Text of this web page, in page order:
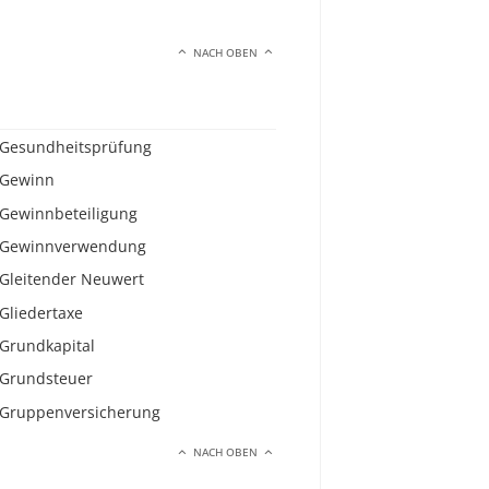
NACH OBEN
Gesundheitsprüfung
Gewinn
Gewinnbeteiligung
Gewinnverwendung
Gleitender Neuwert
Gliedertaxe
Grundkapital
Grundsteuer
Gruppenversicherung
NACH OBEN